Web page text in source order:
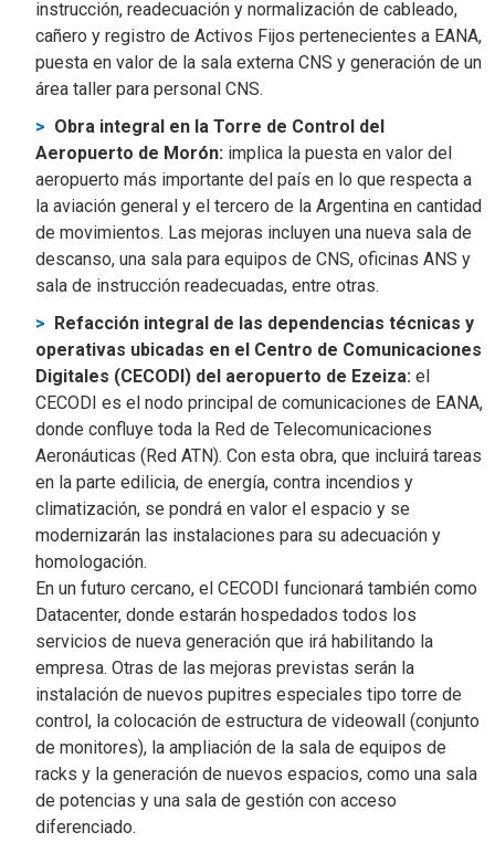
instrucción, readecuación y normalización de cableado,
cañero y registro de Activos Fijos pertenecientes a EANA,
puesta en valor de la sala externa CNS y generación de un
área taller para personal CNS.
Obra integral en la Torre de Control del
Aeropuerto de Morón: implica la puesta en valor del
aeropuerto más importante del país en lo que respecta a
la aviación general y el tercero de la Argentina en cantidad
de movimientos. Las mejoras incluyen una nueva sala de
descanso, una sala para equipos de CNS, oficinas ANS y
sala de instrucción readecuadas, entre otras.
Refacción integral de las dependencias técnicas y
operativas ubicadas en el Centro de Comunicaciones
Digitales (CECODI) del aeropuerto de Ezeiza:el
CECODI es el nodo principal de comunicaciones de EANA,
donde confluye toda la Red de Telecomunicaciones
Aeronáuticas (Red ATN). Con esta obra, que incluirá tareas
en la parte edilicia, de energía, contra incendios y
climatización, se pondrá en valor el espacio y se
modernizarán las instalaciones para su adecuación y
homologación.
En un futuro cercano, el CECODI funcionará también como
Datacenter, donde estarán hospedados todos los
servicios de nueva generación que irá habilitando la
empresa. Otras de las mejoras previstas serán la
instalación de nuevos pupitres especiales tipo torre de
control, la colocación de estructura de videowall (conjunto
de monitores), la ampliación de la sala de equipos de
racks y la generación de nuevos espacios, como una sala
de potencias y una sala de gestión con acceso
diferenciado.